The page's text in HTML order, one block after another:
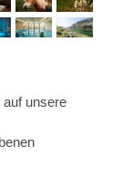
auf unsere